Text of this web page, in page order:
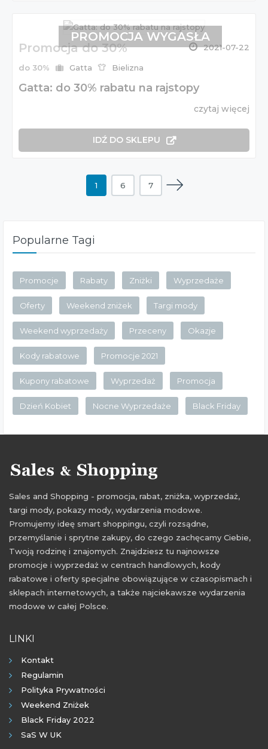
Promocja do 30% 2021-07-22
do 30% Gatta Bielizna
Gatta: do 30% rabatu na rajstopy
czytaj więcej
IDŹ DO SKLEPU
PROMOCJA WYGASŁA
1 6 7
Popularne Tagi
Promocje Rabaty Zniżki Wyprzedaże
Oferty Weekend zniżek Targi mody
Weekend wyprzedaży Przeceny Okazje
Kody rabatowe Promocje 2021
Kupony rabatowe Wyprzedaż Promocja
Dzień Kobiet Nocne Wyprzedaże Black Friday
Sales and Shopping - promocja, rabat, zniżka, wyprzedaż,
targi mody, pokazy mody, wydarzenia modowe.
Promujemy ideę smart shoppingu, czyli rozsądne,
przemyślanie i sprytne zakupy, do czego zachęcamy Ciebie,
Twoją rodzinę i znajomych. Znajdziesz tu najnowsze
promocje i wyprzedaż w centrach handlowych, kody
rabatowe i oferty specjalne obowiązujące w czasopismach i
sklepach internetowych, a także najciekawsze wydarzenia
modowe w całej Polsce.
LINKI
Kontakt
Regulamin
Polityka Prywatności
Weekend Zniżek
Black Friday 2022
SaS W UK